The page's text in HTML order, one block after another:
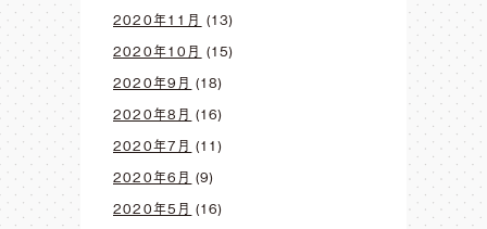
2020年11月 (13)
2020年10月 (15)
2020年9月 (18)
2020年8月 (16)
2020年7月 (11)
2020年6月 (9)
2020年5月 (16)